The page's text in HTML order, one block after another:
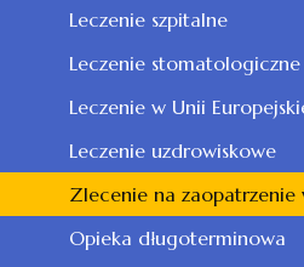
Leczenie szpitalne
Leczenie stomatologiczne
Leczenie w Unii
Leczenie uzdrowiskowe
Zlecenie na
Opieka długoterminowa